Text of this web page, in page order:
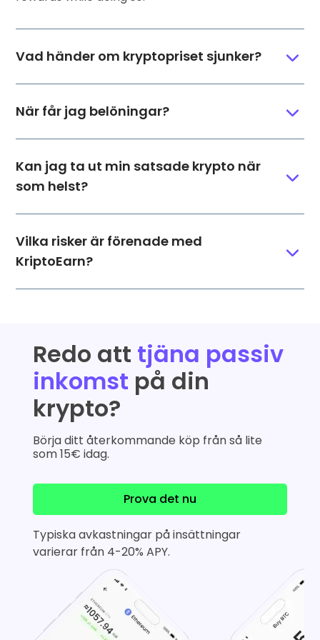
Vad händer om kryptopriset sjunker?
När får jag belöningar?
Kan jag ta ut min satsade krypto när
som helst?
Vilka risker är förenade med
KriptoEarn?
Redo att tjäna passiv
inkomst på din
krypto?
Börja ditt återkommande köp från så lite
som 15€ idag.
Prova det nu
Typiska avkastningar på insättningar
varierar från 4-20% APY.